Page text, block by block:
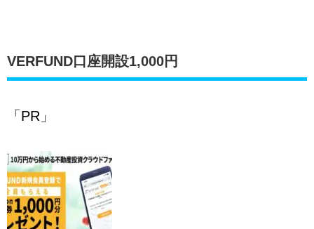
VERFUND口座開設1,000円
「PR」